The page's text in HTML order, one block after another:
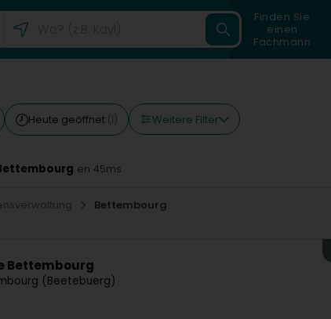
Finden Sie
einen
Fachmann
Heute geöffnet (1) Weitere Filter
en 45ms
Bettembourg
Bettembourg
(Beetebuerg)